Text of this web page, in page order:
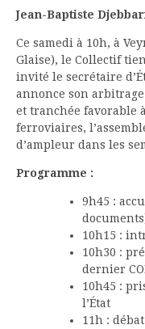
Jean-Baptiste
Ce samedi à 10h, à
Glaise), le Collectif
invité le secrétaire
annonce son
et tranchée favorable
ferroviaires,
d’ampleur dans les
Programme :
9h45 :
10h15 :
10h30 :
dernier
10h45 :
l’État
11h :